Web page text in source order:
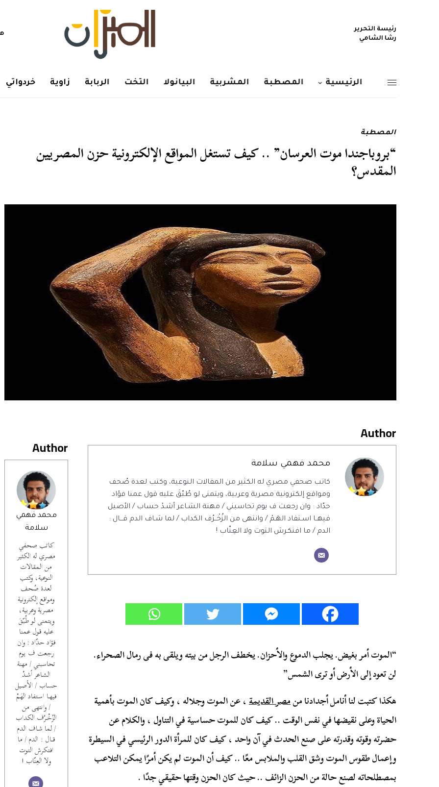
رئيسة التحرير
رشا الشامي
الرئيسية المصطبة المشربية البيانولا التخت الربابة زاوية خردواتي
المصطبة
“بروباجندا موت العرسان” .. كيف تستغل المواقع الإلكترونية حزن المصريين
المقدس؟
Author
محمد فهمي
سلامة
كاتب صحفي
مصري له الكثير
من المقالات
النوعية، وكتب
لعدة صُحف
ومواقع إلكترونية
مصرية وعربية،
ويتمنى لو طُبّقَ
عليه قول عمنا
فؤاد حدّاد : وان
رجعت ف يوم
تحاسبني / مهنة
الشـاعر أشـدْ
حساب / الأصيل
فيهــا اسـتفاد الهَـمْ
/ وانتهى من
الزُخْــرُف الكداب
/ لما شـاف الدم
قـــال : الدم / ما
افتكـرش التوت
ولا العِنّاب !
Author
محمد فهمي سلامة
كاتب صحفي مصري له الكثير من المقالات النوعية، وكتب لعدة صُحف
ومواقع إلكترونية مصرية وعربية، ويتمنى لو طُبّقَ عليه قول عمنا فؤاد
حدّاد : وان رجعت ف يوم تحاسبني / مهنة الشـاعر أشـدْ حساب / الأصيل
فيهــا اسـتفاد الهَـمْ / وانتهى من الزُخْــرُف الكداب / لما شـاف الدم قـــال :
الدم / ما افتكـرش التوت ولا العِنّاب !
“الموت أمر بغيض. يجلب الدموع والأحزان. يخطف الرجل من بيته ويلقى به فى رمال الصحراء.
لن تعود إلى الأرض أو ترى الشمس”
هكذا كتبت لنا أنامل أجدادنا منمصر القديمة، عن الموت وجلاله ، وكيف كان الموت بأهمية
الحياة وعلى نقيضها في نفس الوقت .. كيف كان للموت حساسية في التناول ، والكلام عن
حضرته وقوته وقدرته على صنع الحدث في آن واحد ، كيف كان للمرأة الدور الرئيسي في السيطرة
وإعمال طقوس الموت وشق القلب والملابس معًا .. كيف أن الموت لم يكن أمرًا يمكن التلاعب
بمصطلحاته لصنع حالة من الحزن الزائف .. حيث كان الحزن وقتها حقيقي جدًا .